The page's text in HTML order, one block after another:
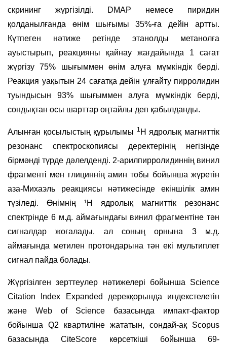
скрининг жүргізілді. DMAP немесе пиридин
қолданылғанда өнім шығымы 35%-ға дейін артты.
Күтпеген нәтиже ретінде этанолды метанолға
ауыстырып, реакцияны қайнау жағдайында 1 сағат
жүргізу 75% шығыммен өнім алуға мүмкіндік берді.
Реакция уақытын 24 сағатқа дейін ұлғайту пирролидин
туындысын 93% шығыммен алуға мүмкіндік берді,
сондықтан осы шарттар оңтайлы деп қабылданды.
Алынған қосылыстың құрылымы 1 H ядролық магниттік
резонанс спектроскопиясы деректерінің негізінде
бірмәнді түрде дәлелденді. 2-арилпирролидиннің винил
фрагменті мен глициннің амин тобы бойынша жүретін
аза-Михаэль реакциясы нәтижесінде екіншілік амин
түзіледі. Өнімнің ¹H ядролық магниттік резонанс
спектрінде 6 м.д. аймағындағы винил фрагментіне тән
сигналдар жоғалады, ал соның орнына 3 м.д.
аймағында метилен протондарына тән екі мультиплет
сигнал пайда болады.
Жүргізілген зерттеулер нәтижелері бойынша Science
Citation Index Expanded дерекқорында индекстелетін
және Web of Science базасында импакт-фактор
бойынша Q2 квартиліне жататын, сондай-ақ Scopus
базасында CiteScore көрсеткіші бойынша 69-